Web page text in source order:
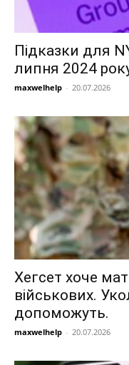
Підказки для
липня 2024
maxwelhelp - 20.07.2026
Хегсет хоче
військових.
допоможуть.
maxwelhelp - 20.07.2026